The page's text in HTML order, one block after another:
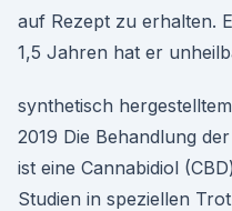
auf Rezept zu erhalten.
1,5 Jahren hat er
synthetisch
2019 Die Behandlung
ist eine Cannabidiol
Studien in speziellen